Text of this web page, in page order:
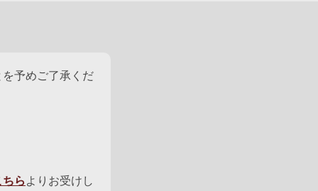
予めご了承くだ
ちらよりお受けし